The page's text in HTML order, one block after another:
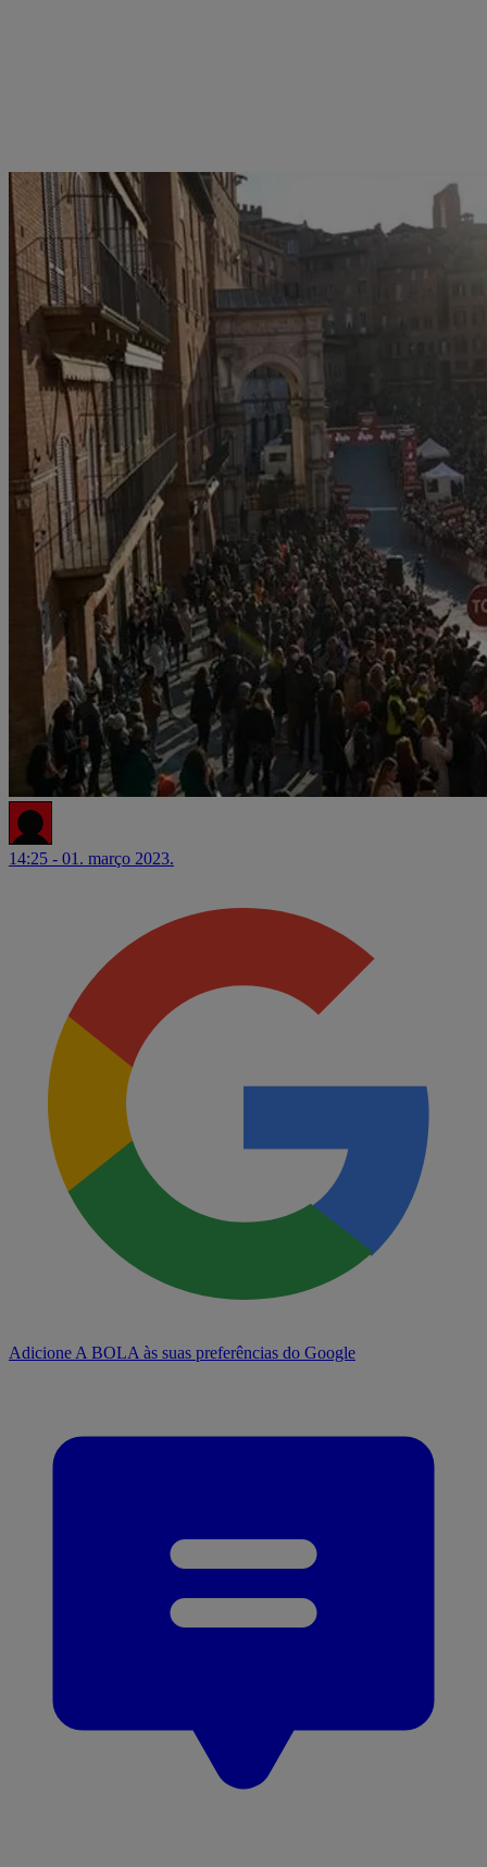
14:25 - 01. março 2023.
Adicione A BOLA às suas preferências do Google